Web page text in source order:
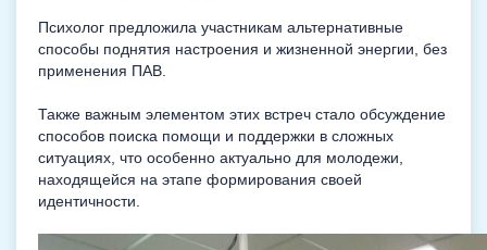
Психолог предложила участникам альтернативные
способы поднятия настроения и жизненной энергии, без
применения ПАВ.
Также важным элементом этих встреч стало обсуждение
способов поиска помощи и поддержки в сложных
ситуациях, что особенно актуально для молодежи,
находящейся на этапе формирования своей
идентичности.